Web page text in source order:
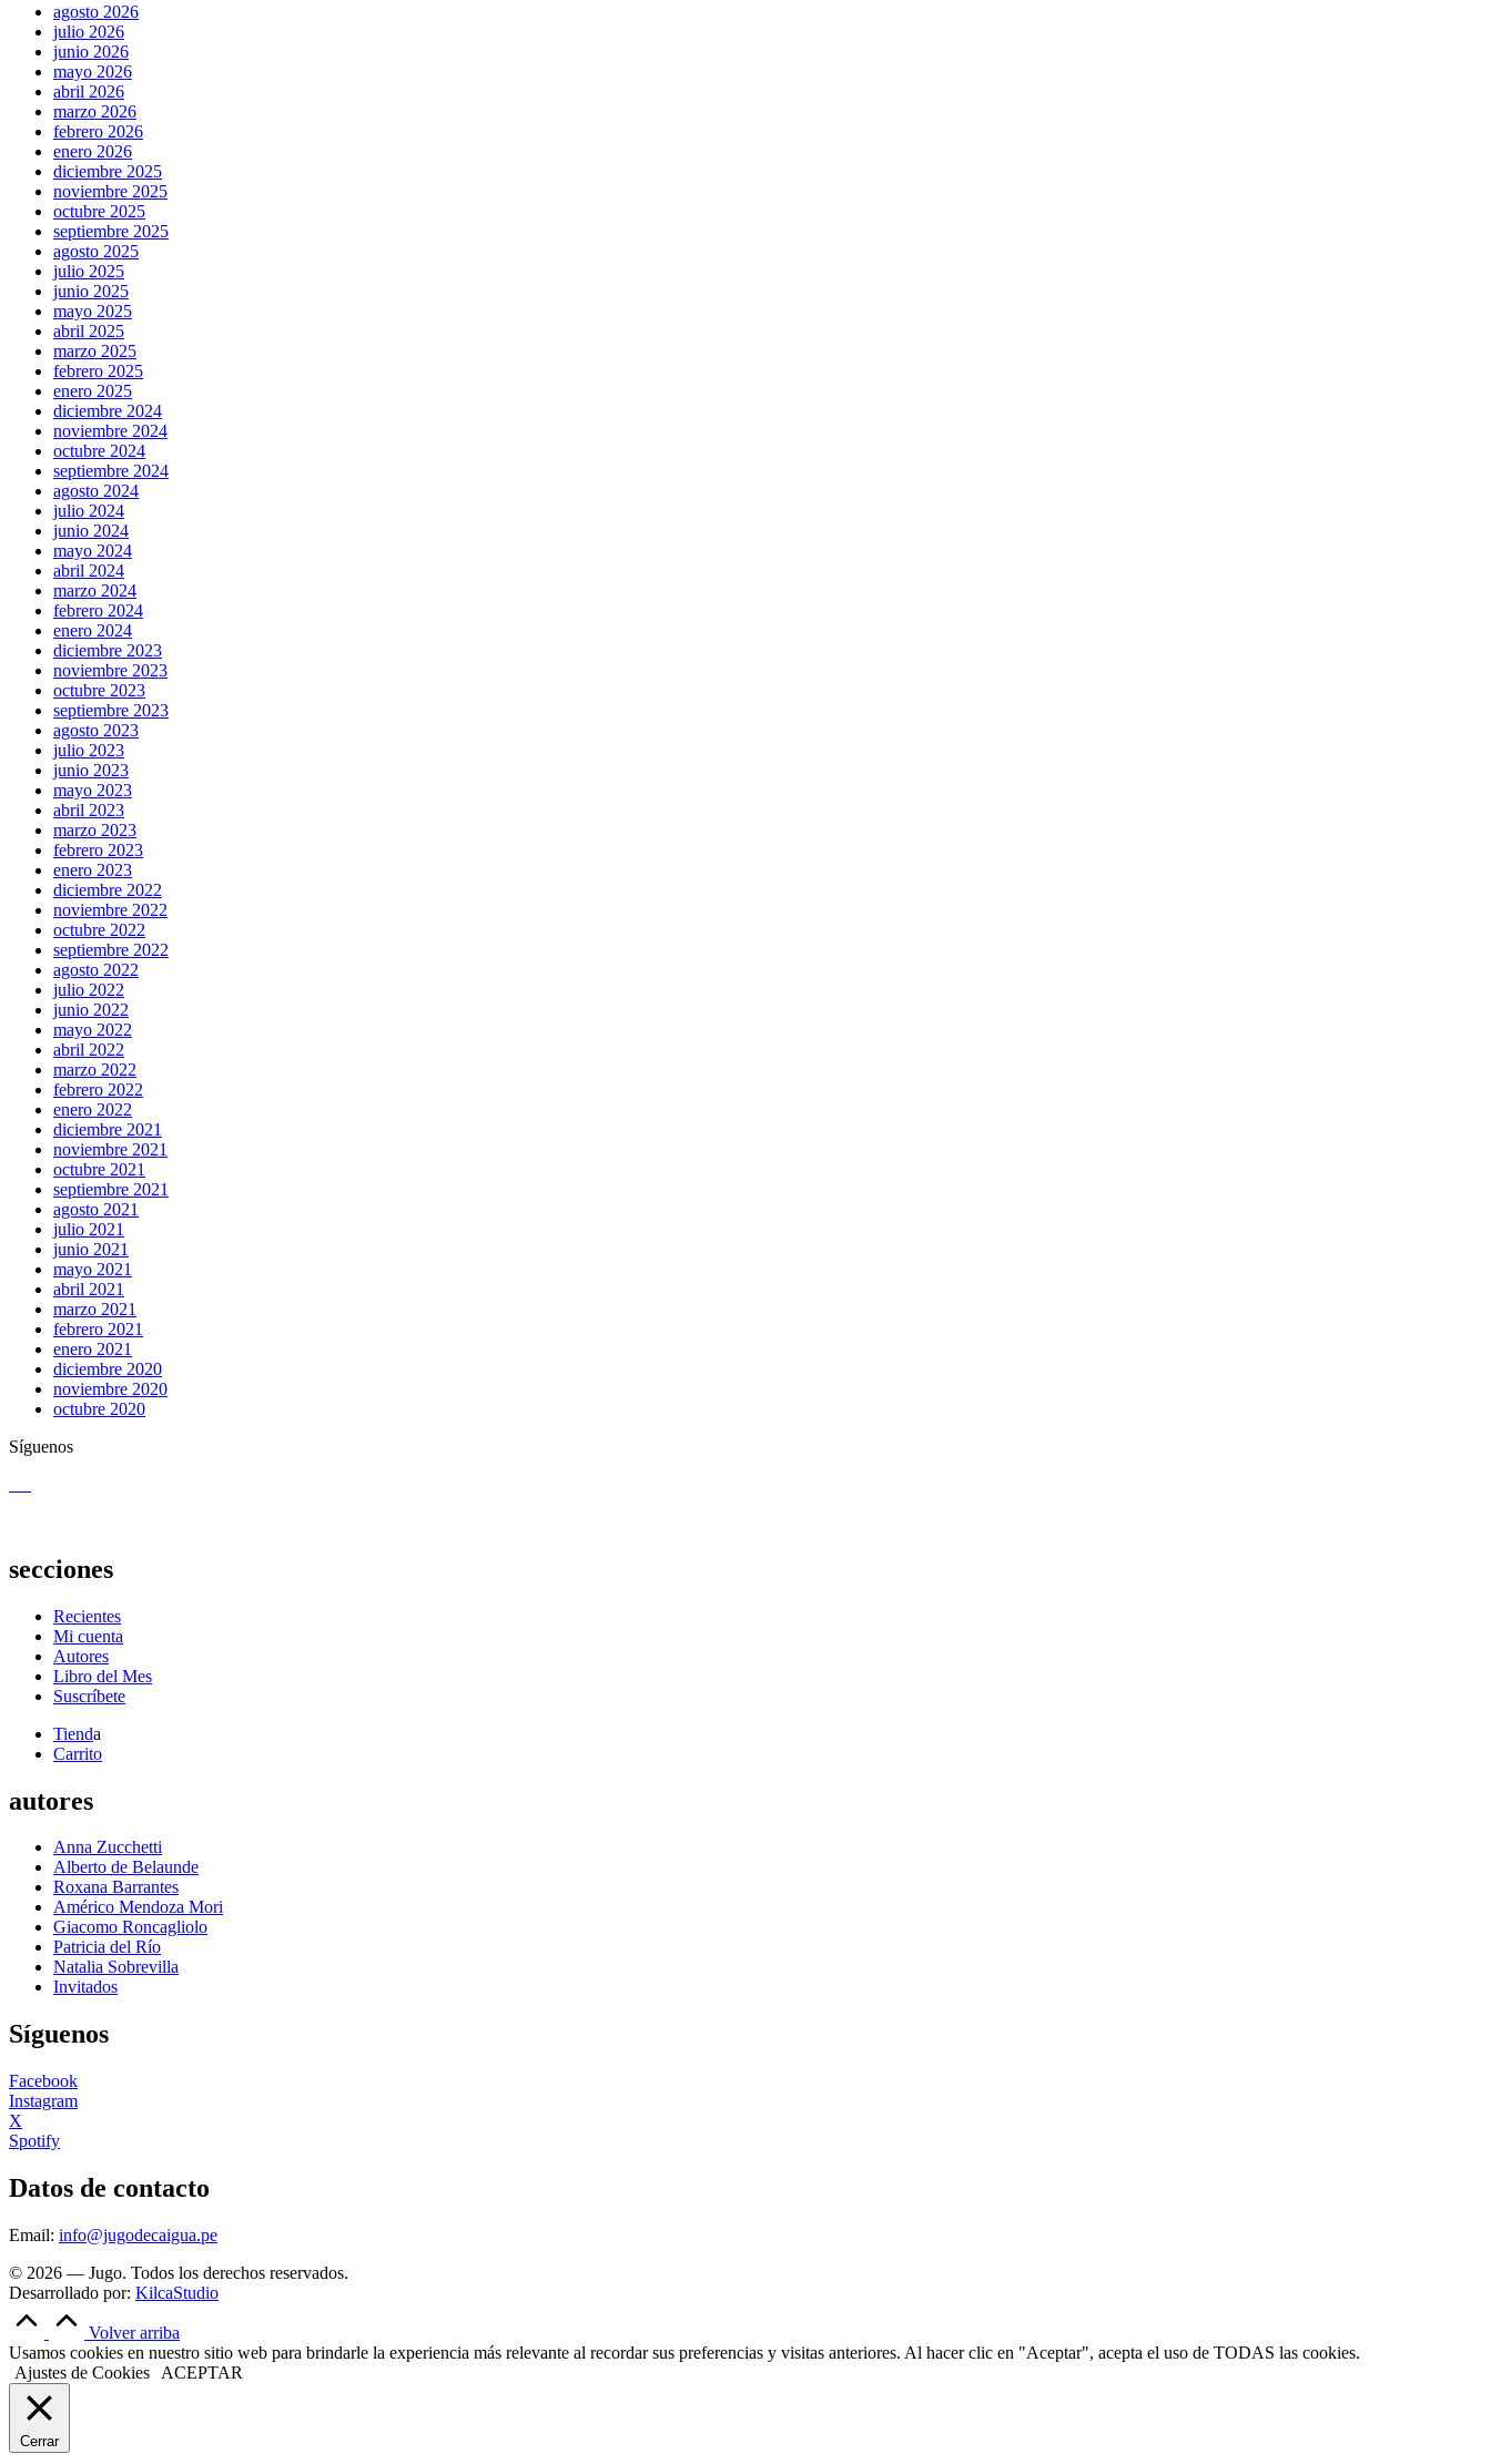
agosto 2026
julio 2026
junio 2026
mayo 2026
abril 2026
marzo 2026
febrero 2026
enero 2026
diciembre 2025
noviembre 2025
octubre 2025
septiembre 2025
agosto 2025
julio 2025
junio 2025
mayo 2025
abril 2025
marzo 2025
febrero 2025
enero 2025
diciembre 2024
noviembre 2024
octubre 2024
septiembre 2024
agosto 2024
julio 2024
junio 2024
mayo 2024
abril 2024
marzo 2024
febrero 2024
enero 2024
diciembre 2023
noviembre 2023
octubre 2023
septiembre 2023
agosto 2023
julio 2023
junio 2023
mayo 2023
abril 2023
marzo 2023
febrero 2023
enero 2023
diciembre 2022
noviembre 2022
octubre 2022
septiembre 2022
agosto 2022
julio 2022
junio 2022
mayo 2022
abril 2022
marzo 2022
febrero 2022
enero 2022
diciembre 2021
noviembre 2021
octubre 2021
septiembre 2021
agosto 2021
julio 2021
junio 2021
mayo 2021
abril 2021
marzo 2021
febrero 2021
enero 2021
diciembre 2020
noviembre 2020
octubre 2020
Síguenos
secciones
Recientes
Mi cuenta
Autores
Libro del Mes
Suscríbete
Tienda
Carrito
autores
Anna Zucchetti
Alberto de Belaunde
Roxana Barrantes
Américo Mendoza Mori
Giacomo Roncagliolo
Patricia del Río
Natalia Sobrevilla
Invitados
Síguenos
Facebook
Instagram
X
Spotify
Datos de contacto
Email: info@jugodecaigua.pe
© 2026 — Jugo. Todos los derechos reservados.
Desarrollado por: KilcaStudio
Volver arriba
Usamos cookies en nuestro sitio web para brindarle la experiencia más relevante al recordar sus preferencias y visitas anteriores. Al hacer clic en "Aceptar", acepta el uso de TODAS las cookies.
Ajustes de Cookies
ACEPTAR
Cerrar